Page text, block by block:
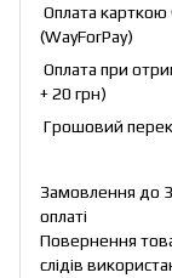
Оплата карткою
(WayForPay)
Оплата при
+ 20 грн)
Грошовий
Замовлення до
оплаті
Повернення
слідів